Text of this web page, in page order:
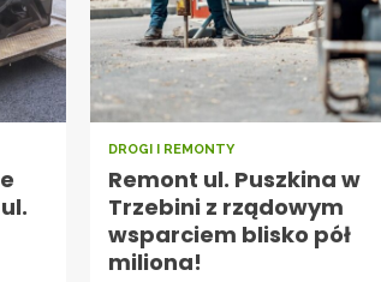
DROGI I REMONTY
Remont ul. Puszkina w
Trzebini z rządowym
wsparciem blisko pół
miliona!